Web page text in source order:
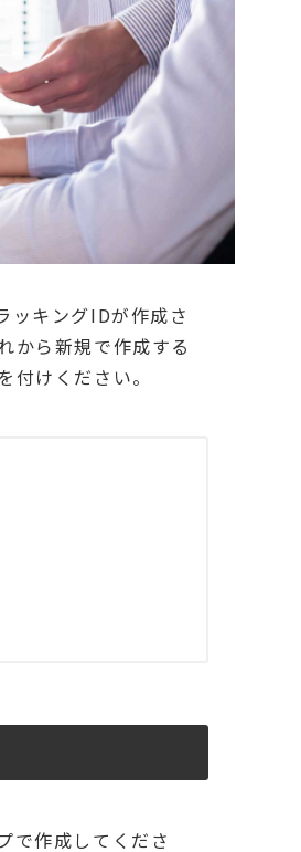
ッキングIDが作成さ
から新規で作成する
けください。
で作成してくださ